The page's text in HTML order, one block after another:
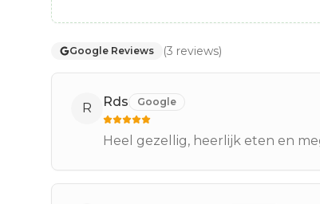
Google Reviews (3 reviews)
R Rds Google
Heel gezellig, heerlijk eten en